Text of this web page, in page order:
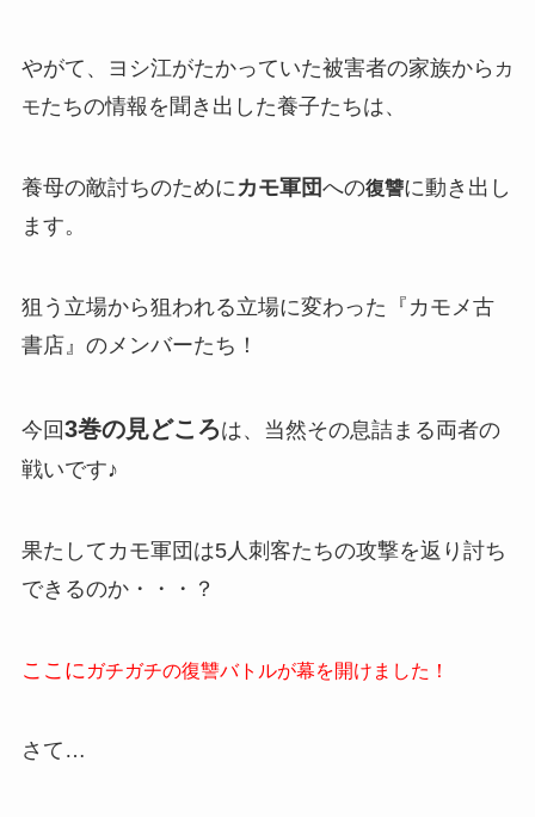
やがて、ヨシ江がたかっていた被害者の家族から カ
モたちの情報を聞き出した養子たちは、
養母の敵討ちのためにカモ軍団への復讐に動き出し
ます。
狙う立場から狙われる立場に変わった『カモメ古
書店』のメンバーたち！
今回3巻の見どころは、当然その息詰まる両者の
戦いです♪
果たしてカモ軍団は5人刺客たちの攻撃を返り討ち
できるのか・・・？
ここに ガチガチの復讐バトルが幕を開けました！
さて…